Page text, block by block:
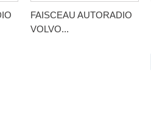
FAISCEAU AUTORADIO
VOLVO...